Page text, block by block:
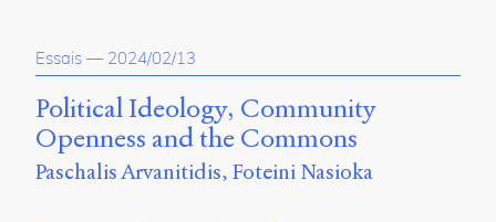
Essais — 2024/02/13
Political Ideology, Community
Openness and the Commons
Paschalis Arvanitidis Foteini Nasioka